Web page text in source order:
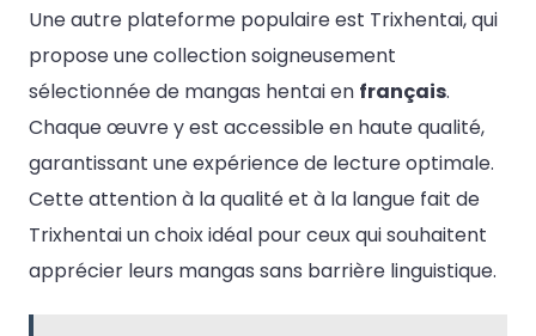
Une autre plateforme populaire est Trixhentai, qui
propose une collection soigneusement
sélectionnée de mangas hentai en français.
Chaque œuvre y est accessible en haute qualité,
garantissant une expérience de lecture optimale.
Cette attention à la qualité et à la langue fait de
Trixhentai un choix idéal pour ceux qui souhaitent
apprécier leurs mangas sans barrière linguistique.